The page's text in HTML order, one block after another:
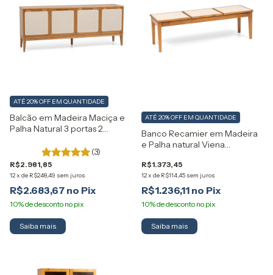
Balcão em Madeira Maciça e
Palha Natural 3 portas 2
(3)
R$2.981,85
12x de R$248,49 sem juros
ATÉ 20% OFF EM QUANTIDADE
R$2.683,67
Saiba mais
Banco Recamier em Madeira
e Palha natural Viena
R$1.373,45
12x de R$114,45 sem juros
ATÉ 20% OFF EM QUANTIDADE
R$1.236,11